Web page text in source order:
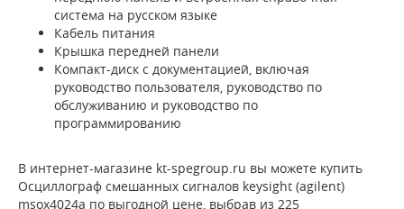
система на русском языке
Кабель питания
Крышка передней панели
Компакт-диск с документацией, включая
руководство пользователя, руководство по
обслуживанию и руководство по
программированию
В интернет-магазине kt-spegroup.ru вы можете купить
Осциллограф смешанных сигналов keysight (agilent)
msox4024a по выгодной цене, выбрав из 225